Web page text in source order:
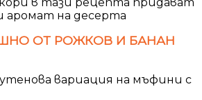
аромат на десерта
ОТ РОЖКОВ И БАНАН
вариация на мъфини с